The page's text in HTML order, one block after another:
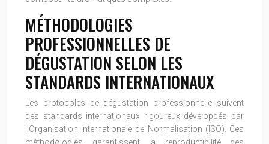
MÉTHODOLOGIES
PROFESSIONNELLES DE
DÉGUSTATION SELON LES
STANDARDS INTERNATIONAUX
Les protocoles de dégustation professionnelle suivent
des standards internationaux rigoureux développés par
l’Organisation Internationale de Normalisation (ISO). Ces